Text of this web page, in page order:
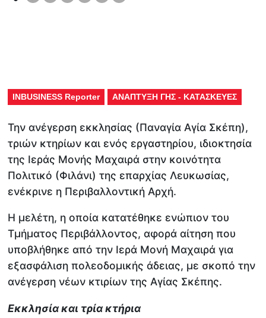
INBUSINESS Reporter ΑΝΑΠΤΥΞΗ ΓΗΣ - ΚΑΤΑΣΚΕΥΕΣ
Την ανέγερση εκκλησίας (Παναγία Αγία Σκέπη),
τριών κτηρίων και ενός εργαστηρίου, ιδιοκτησία
της Ιεράς Μονής Μαχαιρά στην κοινότητα
Πολιτικό (Φιλάνι) της επαρχίας Λευκωσίας,
ενέκρινε η Περιβαλλοντική Αρχή.
Η μελέτη, η οποία κατατέθηκε ενώπιον του
Τμήματος Περιβάλλοντος, αφορά αίτηση που
υποβλήθηκε από την Ιερά Μονή Μαχαιρά για
εξασφάλιση πολεοδομικής άδειας, με σκοπό την
ανέγερση νέων κτιρίων της Αγίας Σκέπης.
Εκκλησία και τρία κτήρια